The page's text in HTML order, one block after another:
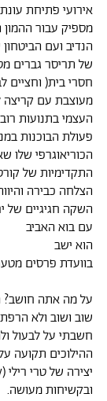
אירועי פתיחת
מספיק עבור
הנדיב ועם
של תריסר גברים
חסרי בית( וחציים
העצמי בתנועות
פעולת הבוכנות
הכוריאוגרפי שלו
הצלחה כבירה
השקה חגיגיים של
עם בוא האביב
הוא ישב
בוועדת פרסים
על מה אתה חושב?
שוב ושוב ולא
חשבתי על לבעול
ההילוכים תקועה
ובקשיחות מעושה.